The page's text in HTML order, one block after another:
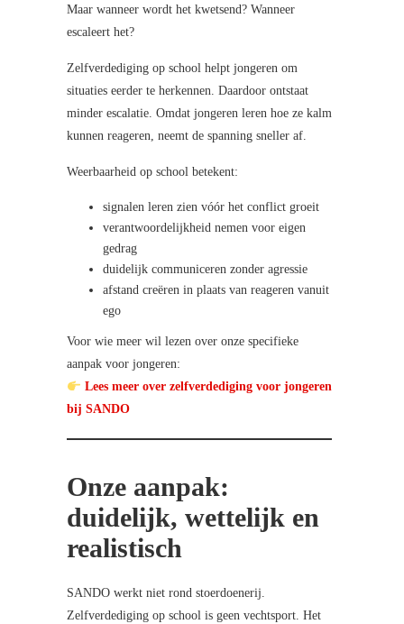
Maar wanneer wordt het kwetsend? Wanneer
escaleert het?
Zelfverdediging op school helpt jongeren om
situaties eerder te herkennen. Daardoor ontstaat
minder escalatie. Omdat jongeren leren hoe ze kalm
kunnen reageren, neemt de spanning sneller af.
Weerbaarheid op school betekent:
signalen leren zien vóór het conflict groeit
verantwoordelijkheid nemen voor eigen
gedrag
duidelijk communiceren zonder agressie
afstand creëren in plaats van reageren vanuit
ego
Voor wie meer wil lezen over onze specifieke
aanpak voor jongeren:
Lees meer over zelfverdediging voor jongeren
bij SANDO
Onze aanpak:
duidelijk, wettelijk en
realistisch
SANDO werkt niet rond stoerdoenerij.
Zelfverdediging op school is geen vechtsport. Het